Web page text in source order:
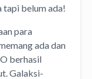
tapi belum ada!
para
ada dan
berhasil
Galaksi-